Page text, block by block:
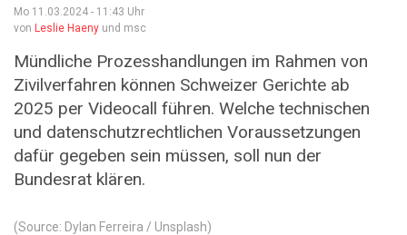
Mo 11.03.2024 - 11:43 Uhr
von Leslie Haeny und msc
Mündliche Prozesshandlungen im Rahmen von
Zivilverfahren können Schweizer Gerichte ab
2025 per Videocall führen. Welche technischen
und datenschutzrechtlichen Voraussetzungen
dafür gegeben sein müssen, soll nun der
Bundesrat klären.
(Source: Dylan Ferreira / Unsplash)